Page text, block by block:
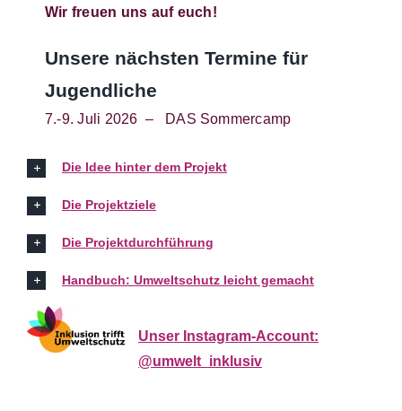
Wir freuen uns auf euch!
Unsere nächsten Termine für
Jugendliche
7.-9. Juli 2026 – DAS Sommercamp
Die Idee hinter dem Projekt
Die Projektziele
Die Projektdurchführung
Handbuch: Umweltschutz leicht gemacht
Unser Instagram-Account:
@umwelt_inklusiv